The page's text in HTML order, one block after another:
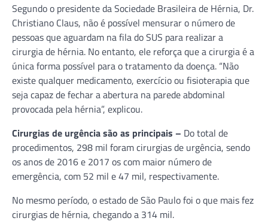
Segundo o presidente da Sociedade Brasileira de Hérnia, Dr.
Christiano Claus, não é possível mensurar o número de
pessoas que aguardam na fila do SUS para realizar a
cirurgia de hérnia. No entanto, ele reforça que a cirurgia é a
única forma possível para o tratamento da doença. “Não
existe qualquer medicamento, exercício ou fisioterapia que
seja capaz de fechar a abertura na parede abdominal
provocada pela hérnia”, explicou.
Cirurgias de urgência são as principais – Do total de
procedimentos, 298 mil foram cirurgias de urgência, sendo
os anos de 2016 e 2017 os com maior número de
emergência, com 52 mil e 47 mil, respectivamente.
No mesmo período, o estado de São Paulo foi o que mais fez
cirurgias de hérnia, chegando a 314 mil.